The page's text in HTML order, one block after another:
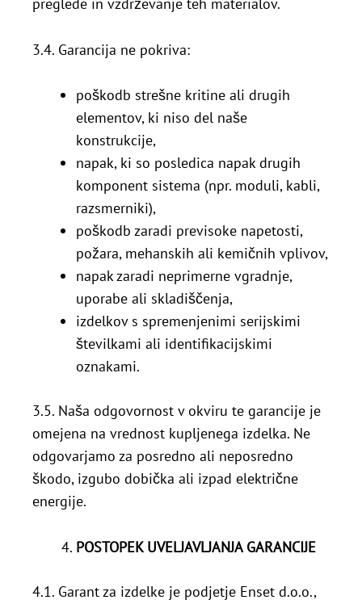
3.4. Garancija ne pokriva:
poškodb strešne kritine ali drugih
elementov, ki niso del naše
konstrukcije,
napak, ki so posledica napak drugih
komponent sistema (npr. moduli, kabli,
razsmerniki),
poškodb zaradi previsoke napetosti,
požara, mehanskih ali kemičnih vplivov,
napak zaradi neprimerne vgradnje,
uporabe ali skladiščenja,
izdelkov s spremenjenimi serijskimi
številkami ali identifikacijskimi
oznakami.
3.5. Naša odgovornost v okviru te garancije je
omejena na vrednost kupljenega izdelka. Ne
odgovarjamo za posredno ali neposredno
škodo, izgubo dobička ali izpad električne
energije.
POSTOPEK UVELJAVLJANJA GARANCIJE
4.1. Garant za izdelke je podjetje Enset d.o.o.,